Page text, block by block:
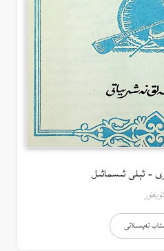
– ئېلى ئىسمائىل
ئۇيغۇر
تەپسىلاتى